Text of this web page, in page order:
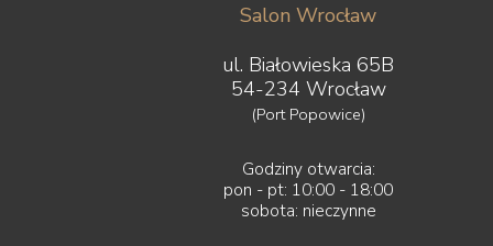
Salon Wrocław
ul. Białowieska 65B
54-234 Wrocław
(Port Popowice)
Godziny otwarcia:
pon - pt: 10:00 - 18:00
sobota: nieczynne